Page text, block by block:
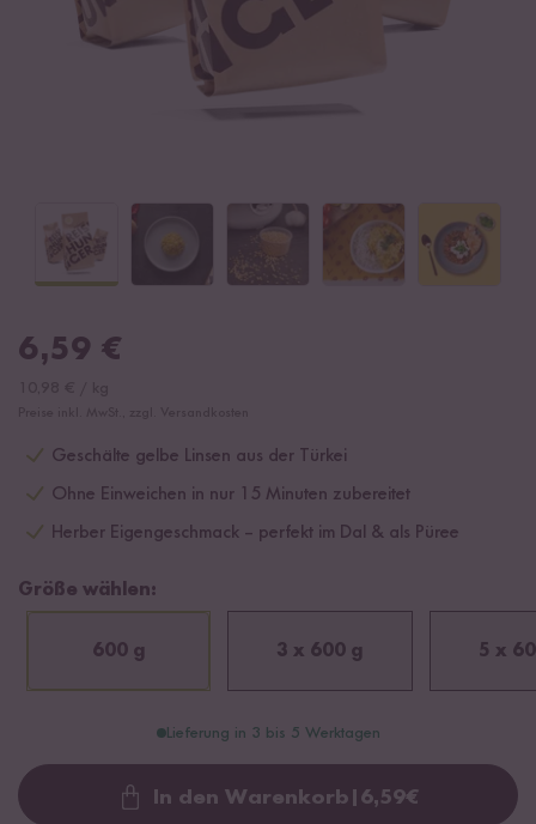
6,59 €
Geschälte gelbe Linsen aus der Türkei
Ohne Einweichen in nur 15 Minuten zubereitet
Herber Eigengeschmack – perfekt im Dal & als Püree
Größe wählen:
600 g 3 x 600 g 5 x
Lieferung in 3 bis 5 Werktagen
Loading...
In den Warenkorb 6,59€